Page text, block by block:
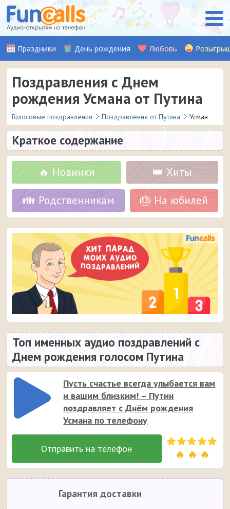
Праздники День рождения Любовь
Поздравления с Днем
рождения Усмана от Путина
Голосовые поздравления Поздравления от Путина Усман
Краткое содержание
🔥 Новинки 👑 Хиты
👪 Родственникам 🎂 На юбилей
Топ именных аудио поздравлений с
Днем рождения голосом Путина
Пусть счастье всегда улыбается вам
и вашим близким! – Путин
поздравляет с Днём рождения
Усмана по телефону
🔥 🔥 🔥
Гарантия доставки